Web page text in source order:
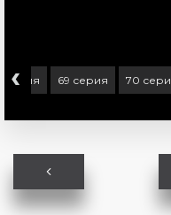
‹
серия 69 серия 70